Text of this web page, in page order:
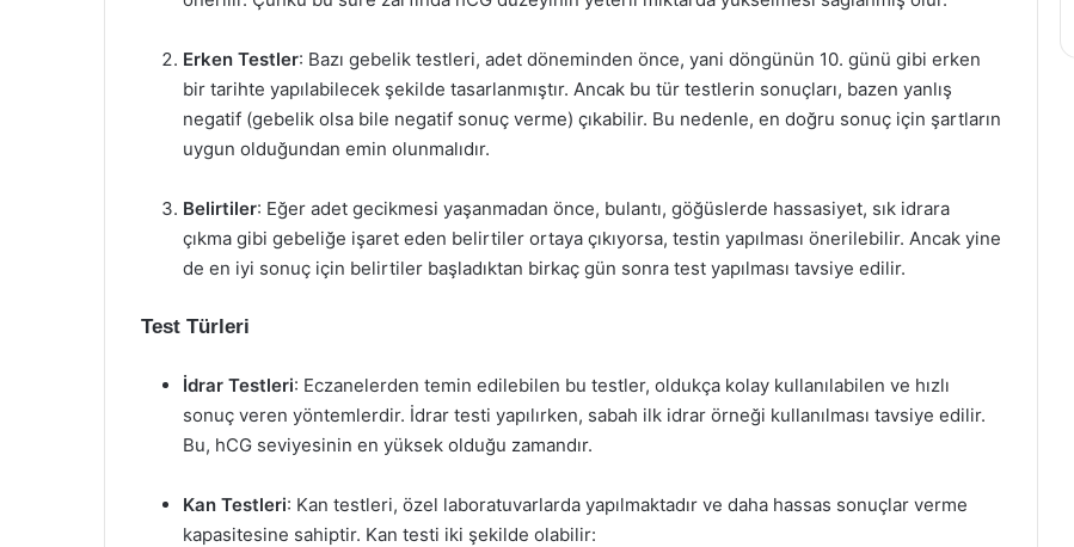
Erken Testler: Bazı gebelik testleri, adet döneminden önce, yani döngünün 10. günü gibi erken
bir tarihte yapılabilecek şekilde tasarlanmıştır. Ancak bu tür testlerin sonuçları, bazen yanlış
negatif (gebelik olsa bile negatif sonuç verme) çıkabilir. Bu nedenle, en doğru sonuç için şartların
uygun olduğundan emin olunmalıdır.
Belirtiler: Eğer adet gecikmesi yaşanmadan önce, bulantı, göğüslerde hassasiyet, sık idrara
çıkma gibi gebeliğe işaret eden belirtiler ortaya çıkıyorsa, testin yapılması önerilebilir. Ancak yine
de en iyi sonuç için belirtiler başladıktan birkaç gün sonra test yapılması tavsiye edilir.
Test Türleri
İdrar Testleri: Eczanelerden temin edilebilen bu testler, oldukça kolay kullanılabilen ve hızlı
sonuç veren yöntemlerdir. İdrar testi yapılırken, sabah ilk idrar örneği kullanılması tavsiye edilir.
Bu, hCG seviyesinin en yüksek olduğu zamandır.
Kan Testleri: Kan testleri, özel laboratuvarlarda yapılmaktadır ve daha hassas sonuçlar verme
kapasitesine sahiptir. Kan testi iki şekilde olabilir: